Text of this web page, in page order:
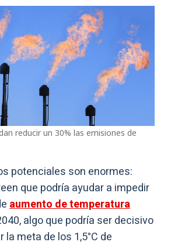
reducir un 30% las emisiones de
potenciales son enormes:
que podría ayudar a impedir
aumento de temperatura
algo que podría ser decisivo
la meta de los 1,5°C de